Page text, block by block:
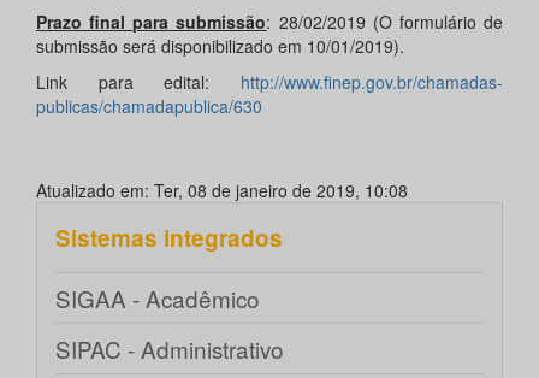
Prazo final para submissão: 28/02/2019 (O formulário de
submissão será disponibilizado em 10/01/2019).
Link para edital: http://www.finep.gov.br/chamadas-
publicas/chamadapublica/630
Atualizado em: Ter, 08 de janeiro de 2019, 10:08
Sistemas integrados
SIGAA - Acadêmico
SIPAC - Administrativo